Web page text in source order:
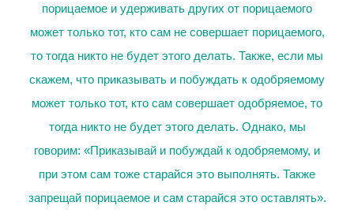
порицаемое и удерживать других от порицаемого
может только тот, кто сам не совершает порицаемого,
то тогда никто не будет этого делать. Также, если мы
скажем, что приказывать и побуждать к одобряемому
может только тот, кто сам совершает одобряемое, то
тогда никто не будет этого делать. Однако, мы
говорим: «Приказывай и побуждай к одобряемому, и
при этом сам тоже старайся это выполнять. Также
запрещай порицаемое и сам старайся это оставлять».